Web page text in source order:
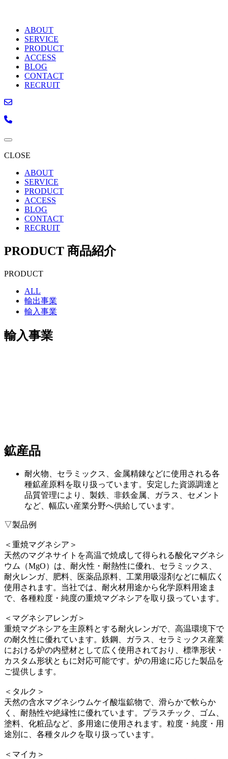
ABOUT
SERVICE
PRODUCT
ACCESS
BLOG
CONTACT
RECRUIT
CLOSE
ABOUT
SERVICE
PRODUCT
ACCESS
BLOG
CONTACT
RECRUIT
PRODUCT 商品紹介
PRODUCT
ALL
輸出事業
輸入事業
輸入事業
鉱産品
耐火物、セラミックス、金属精錬などに使用される各
種鉱産原料を取り扱っています。安定した資源調達と
品質管理により、製鉄、非鉄金属、ガラス、セメント
など、幅広い産業分野へ供給しています。
▽製品例
＜重焼マグネシア＞
天然のマグネサイトを高温で焼成して得られる酸化マグネシ
ウム（MgO）は、耐火性・耐熱性に優れ、セラミックス、
耐火レンガ、肥料、医薬品原料、工業用吸湿剤などに幅広く
使用されます。当社では、耐火材用途から化学原料用途ま
で、各種粒度・純度の重焼マグネシアを取り扱っています。
＜マグネシアレンガ＞
重焼マグネシアを主原料とする耐火レンガで、高温環境下で
の耐久性に優れています。鉄鋼、ガラス、セラミックス産業
における炉の内壁材として広く使用されており、標準形状・
カスタム形状ともに対応可能です。炉の用途に応じた製品を
ご提供します。
＜タルク＞
天然の含水マグネシウムケイ酸塩鉱物で、滑らかで軟らか
く、耐熱性や絶縁性に優れています。プラスチック、ゴム、
塗料、化粧品など、多用途に使用されます。粒度・純度・用
途別に、各種タルクを取り扱っています。
＜マイカ＞